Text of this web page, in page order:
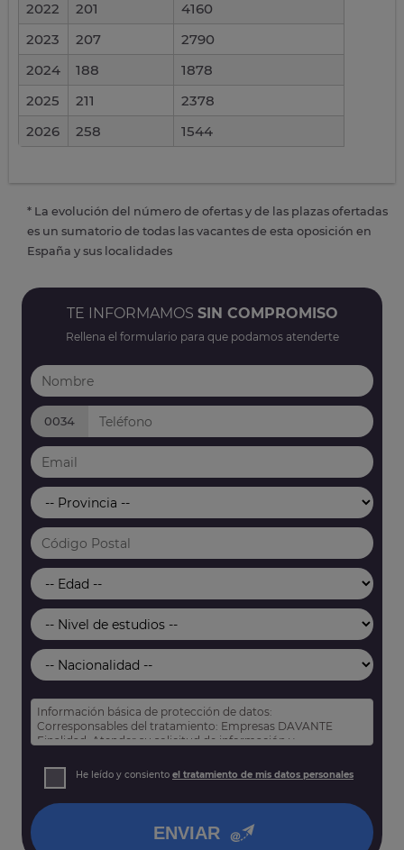
2022 201
4160
2023
207
2790
2024
188
1878
2025
211
2378
2026
258 1544
* La evolución del número de ofertas y de las plazas ofertadas
es un sumatorio de todas las vacantes de esta oposición en
España y sus localidades
TE INFORMAMOS SIN COMPROMISO
Rellena el formulario para que podamos atenderte
0034
Información básica de protección de datos:
Corresponsables del tratamiento: Empresas DAVANTE
Finalidad: Atender su solicitud de información y
Derechos: Puede acceder, rectificar y suprimir sus datos,
así como otros derechos tal y como se explica en nuestra
He leído y consiento el tratamiento de mis datos personales
ENVIAR